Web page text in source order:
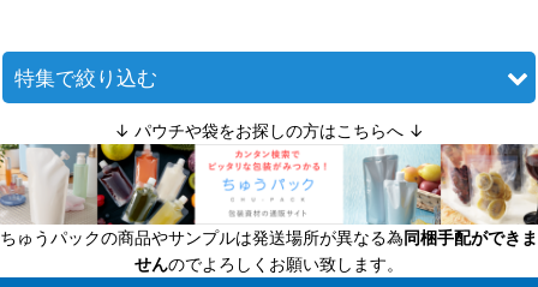
並び順 :
絞り込む
特集で絞り込む
迷ったら定番商品！
送料無料商品
超軽量瓶
↓ パウチや袋をお探しの方はこちらへ ↓
ちゅうパックの商品やサンプルは発送場所が異なる為同梱手配ができま
せんのでよろしくお願い致します。